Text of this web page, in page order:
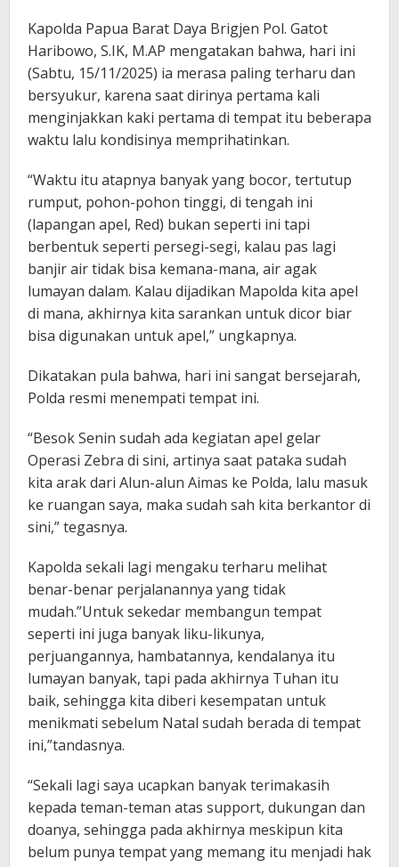
Kapolda Papua Barat Daya Brigjen Pol. Gatot
Haribowo, S.IK, M.AP mengatakan bahwa, hari ini
(Sabtu, 15/11/2025) ia merasa paling terharu dan
bersyukur, karena saat dirinya pertama kali
menginjakkan kaki pertama di tempat itu beberapa
waktu lalu kondisinya memprihatinkan.
“Waktu itu atapnya banyak yang bocor, tertutup
rumput, pohon-pohon tinggi, di tengah ini
(lapangan apel, Red) bukan seperti ini tapi
berbentuk seperti persegi-segi, kalau pas lagi
banjir air tidak bisa kemana-mana, air agak
lumayan dalam. Kalau dijadikan Mapolda kita apel
di mana, akhirnya kita sarankan untuk dicor biar
bisa digunakan untuk apel,” ungkapnya.
Dikatakan pula bahwa, hari ini sangat bersejarah,
Polda resmi menempati tempat ini.
“Besok Senin sudah ada kegiatan apel gelar
Operasi Zebra di sini, artinya saat pataka sudah
kita arak dari Alun-alun Aimas ke Polda, lalu masuk
ke ruangan saya, maka sudah sah kita berkantor di
sini,” tegasnya.
Kapolda sekali lagi mengaku terharu melihat
benar-benar perjalanannya yang tidak
mudah.”Untuk sekedar membangun tempat
seperti ini juga banyak liku-likunya,
perjuangannya, hambatannya, kendalanya itu
lumayan banyak, tapi pada akhirnya Tuhan itu
baik, sehingga kita diberi kesempatan untuk
menikmati sebelum Natal sudah berada di tempat
ini,”tandasnya.
“Sekali lagi saya ucapkan banyak terimakasih
kepada teman-teman atas support, dukungan dan
doanya, sehingga pada akhirnya meskipun kita
belum punya tempat yang memang itu menjadi hak